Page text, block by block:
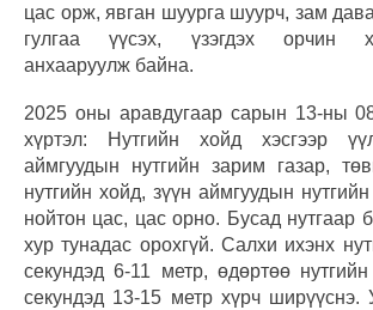
цас орж, явган шуурга шуурч, зам
гулгаа үүсэх, үзэгдэх орчин
анхааруулж байна.
2025 оны аравдугаар сарын 13-ны
хүртэл: Нутгийн хойд хэсгээр
аймгуудын нутгийн зарим газар,
нутгийн хойд, зүүн аймгуудын
нойтон цас, цас орно. Бусад нутгаар
хур тунадас орохгүй. Салхи ихэнх
секундэд 6-11 метр, өдөртөө
секундэд 13-15 метр хүрч ширүүснэ.